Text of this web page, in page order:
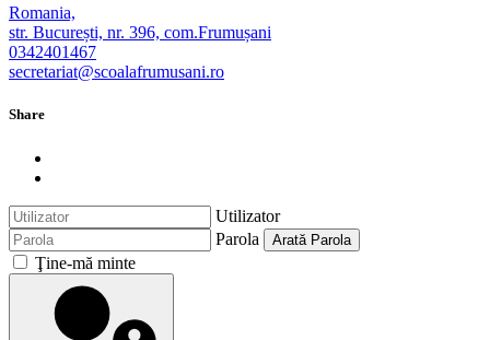
Romania,
str. București, nr. 396, com.Frumușani
0342401467
secretariat@scoalafrumusani.ro
Share
Utilizator
Parola
Arată Parola
Ţine-mă minte